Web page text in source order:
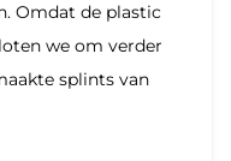
Omdat de plastic
we om verder
splints van